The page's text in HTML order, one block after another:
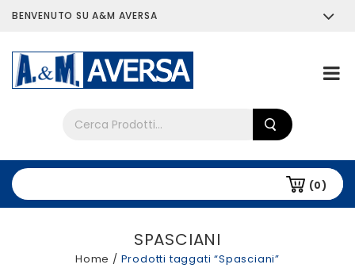
BENVENUTO SU A&M AVERSA
(0)
SPASCIANI
Home / Prodotti taggati “Spasciani”